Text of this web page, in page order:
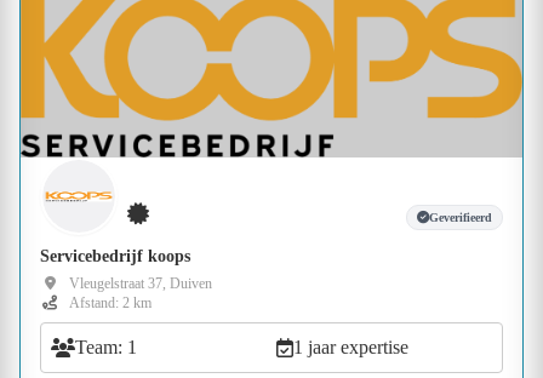
Geverifieerd
Servicebedrijf koops
Vleugelstraat 37, Duiven
Afstand: 2 km
Team: 1 1 jaar expertise